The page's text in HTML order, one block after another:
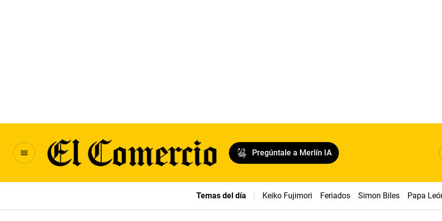
Pregúntale a Merlín IA
Temas del día Keiko Fujimori Feriados Simon Biles Papa